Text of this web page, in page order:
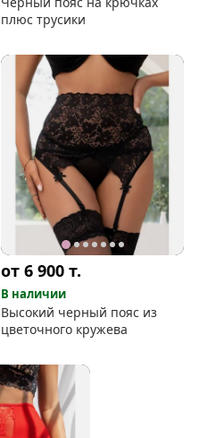
плюс трусики
от 6 900т.
В наличии
Высокий черный пояс из
цветочного кружева